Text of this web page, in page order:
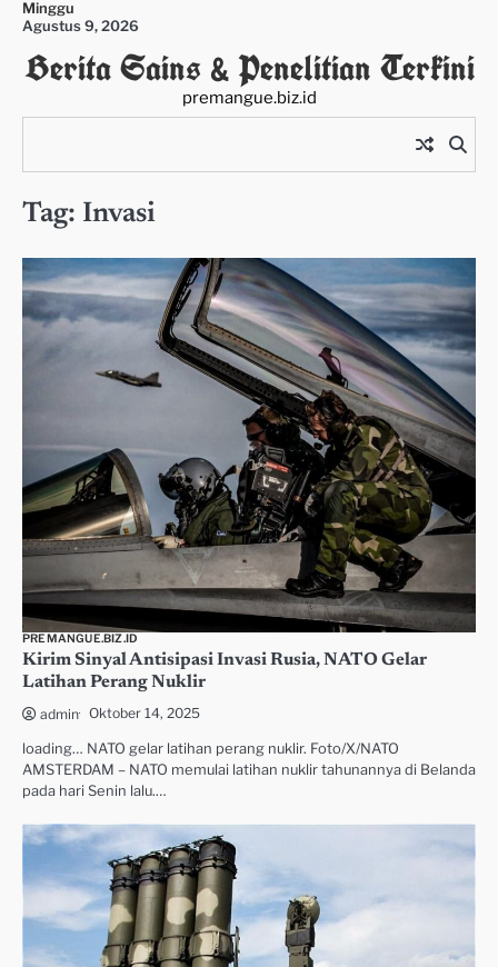
Skip
content
Minggu
Agustus 9, 2026
Berita Sains & Penelitian Terkini
premangue.biz.id
Tag: Invasi
PREMANGUE.BIZ.ID
Kirim Sinyal Antisipasi Invasi Rusia, NATO Gelar
Latihan Perang Nuklir
admin Oktober 14, 2025
loading… NATO gelar latihan perang nuklir. Foto/X/NATO
AMSTERDAM – NATO memulai latihan nuklir tahunannya di Belanda
pada hari Senin lalu.…